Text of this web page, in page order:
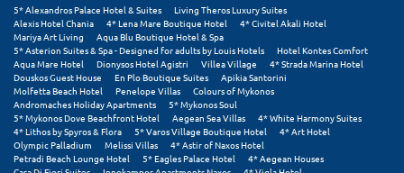
Σούνιο
Σπάρτη
Σπέτσες
Σποράδες
Σύβοτα
5* Alexandros Palace Hotel & Suites
Living Theros Luxury Suites
Alexis Hotel Chania
4* Lena Mare Boutique Hotel
4* Civitel Akali Hotel
Mariya Art Living
Aqua Blu Boutique Hotel & Spa
5* Asterion Suites & Spa - Designed for adults by Louis Hotels
Hotel Kontes Comfort
Aqua Mare Hotel
Dionysos Hotel Agistri Villea Village
4* Strada Marina Hotel
Douskos Guest House
En Plo Boutique Suites
Apikia Santorini
Molfetta Beach Hotel
Penelope Villas
Colours of Mykonos
Andromaches Holiday Apartments
5* Mykonos Soul
5* Mykonos Dove Beachfront Hotel
Aegean Sea Villas
4* White Harmony Suites
4* Lithos by Spyros & Flora
5* Varos Village Boutique Hotel
4* Art Hotel
Olympic Palladium
Melissi Villas
4* Astir of Naxos Hotel
Petradi Beach Lounge Hotel
5* Eagles Palace Hotel
4* Aegean Houses